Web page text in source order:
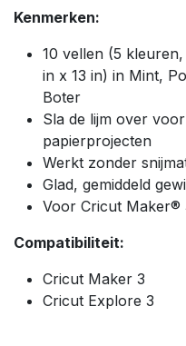
Kenmerken:
10 vellen (5
in x 13 in) in Mint,
Boter
Sla de lijm over
papierprojecten
Werkt zonder
Glad, gemiddeld
Voor Cricut Maker®
Compatibiliteit:
Cricut Maker 3
Cricut Explore 3